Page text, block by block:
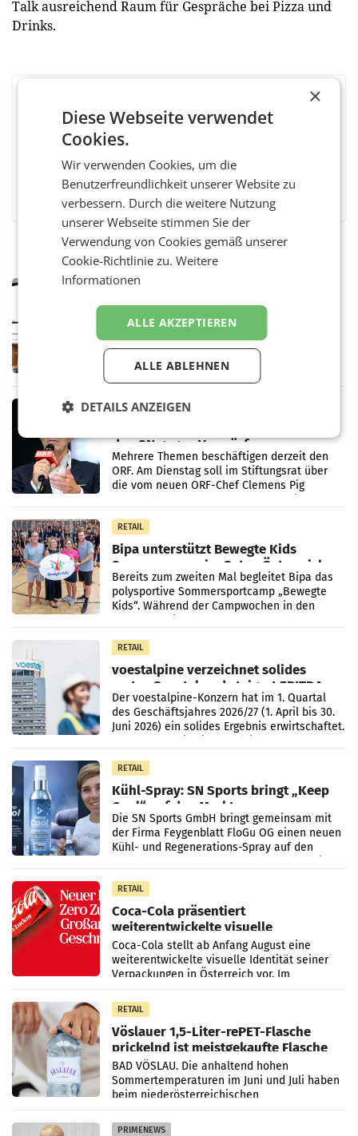
Talk ausreichend Raum für Gespräche bei Pizza und
Drinks.
FacebookTwitterMessengerWhatsAppLinkedInXING Teilen
MARKETING & MEDIA
Pilnacek-U-Ausschuss - Presserat
fordert sensible Berichterstattung
WIEN Der Presserat fordert Medienvertreter
dazu auf, im U-Ausschuss zu den
Ermittlungen rund um das Ableben des Ex-
Sektionschefs im Justizministerium, Christian
MARKETING & MEDIA
den SN gegen Vorwürfe
Mehrere Themen beschäftigen derzeit den
ORF. Am Dienstag soll im Stiftungsrat über
die vom neuen ORF-Chef Clemens Pig
RETAIL
Bipa unterstützt Bewegte Kids
Sommercamps im Osten Österreichs
Bereits zum zweiten Mal begleitet Bipa das
polysportive Sommersportcamp „Bewegte
Kids“. Während der Campwochen in den
RETAIL
voestalpine verzeichnet solides
erstes Quartal und steigert EBITDA
Der voestalpine-Konzern hat im 1. Quartal
des Geschäftsjahres 2026/27 (1. April bis 30.
Juni 2026) ein solides Ergebnis erwirtschaftet.
RETAIL
Kühl-Spray: SN Sports bringt „Keep
Cool“ auf den Markt
Die SN Sports GmbH bringt gemeinsam mit
der Firma Feygenblatt FloGu OG einen neuen
Kühl- und Regenerations-Spray auf den
RETAIL
Coca-Cola präsentiert
weiterentwickelte visuelle
Markenidentität
Coca-Cola stellt ab Anfang August eine
weiterentwickelte visuelle Identität seiner
Verpackungen in Österreich vor. Im
Mittelpunkt des Redesigns stehen zentrale
Gestaltungselemente
RETAIL
Vöslauer 1,5-Liter-rePET-Flasche
prickelnd ist meistgekaufte Flasche
Österreichs
BAD VÖSLAU. Die anhaltend hohen
Sommertemperaturen im Juni und Juli haben
beim niederösterreichischen
Getränkehersteller Vöslauer zu deutlichen
Absatzzuwächsen geführt. Während
PRIMENEWS
×
Diese Webseite verwendet
Cookies.
Wir verwenden Cookies, um die
Benutzerfreundlichkeit unserer Website zu
verbessern. Durch die weitere Nutzung
unserer Webseite stimmen Sie der
Verwendung von Cookies gemäß unserer
Cookie-Richtlinie zu.Weitere
Informationen
ALLE AKZEPTIEREN
ALLE ABLEHNEN
DETAILS ANZEIGEN